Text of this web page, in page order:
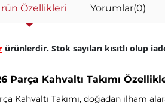
Özellikleri Yorumlar(0)
ürünlerdir. Stok sayıları kısıtlı olup
Parça Kahvaltı Takımı
Kahvaltı Takımı, doğadan ilham